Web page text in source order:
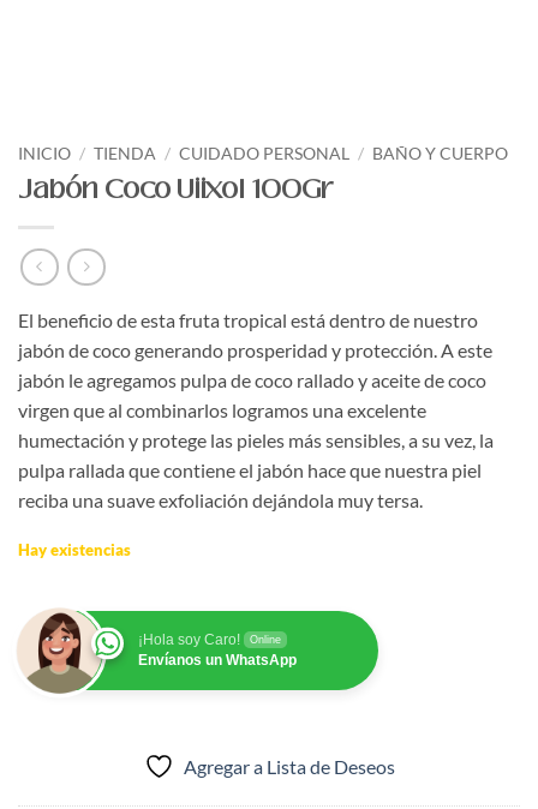
INICIO / TIENDA / CUIDADO PERSONAL / BAÑO Y CUERPO
Jabón Coco Uiixol 100Gr
El beneficio de esta fruta tropical está dentro de nuestro
jabón de coco generando prosperidad y protección. A este
jabón le agregamos pulpa de coco rallado y aceite de coco
virgen que al combinarlos logramos una excelente
humectación y protege las pieles más sensibles, a su vez, la
pulpa rallada que contiene el jabón hace que nuestra piel
reciba una suave exfoliación dejándola muy tersa.
Hay existencias
¡Hola soy Caro! Online
Envíanos un WhatsApp
Agregar a Lista de Deseos